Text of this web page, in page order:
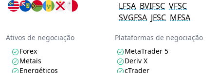
LFSA BVIFSC VFSC
SVGFSA JFSC MFSA
Ativos de negociação
Forex
Metais
Energéticos
Plataformas de negociação
MetaTrader 5
Deriv X
cTrader